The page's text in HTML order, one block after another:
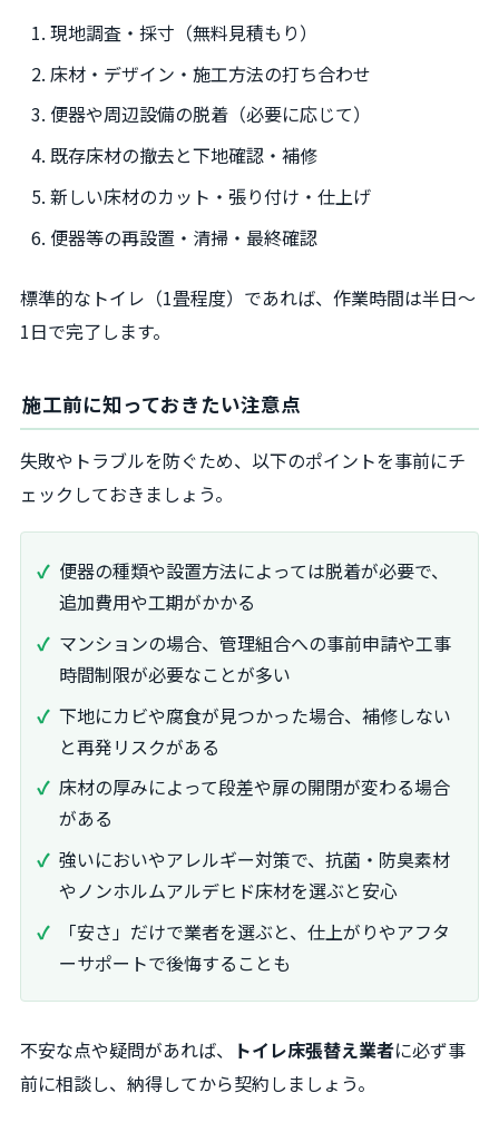
現地調査・採寸（無料見積もり）
床材・デザイン・施工方法の打ち合わせ
便器や周辺設備の脱着（必要に応じて）
既存床材の撤去と下地確認・補修
新しい床材のカット・張り付け・仕上げ
便器等の再設置・清掃・最終確認
標準的なトイレ（1畳程度）であれば、作業時間は半日〜
1日で完了します。
施工前に知っておきたい注意点
失敗やトラブルを防ぐため、以下のポイントを事前にチ
ェックしておきましょう。
便器の種類や設置方法によっては脱着が必要で、
追加費用や工期がかかる
マンションの場合、管理組合への事前申請や工事
時間制限が必要なことが多い
下地にカビや腐食が見つかった場合、補修しない
と再発リスクがある
床材の厚みによって段差や扉の開閉が変わる場合
がある
強いにおいやアレルギー対策で、抗菌・防臭素材
やノンホルムアルデヒド床材を選ぶと安心
「安さ」だけで業者を選ぶと、仕上がりやアフタ
ーサポートで後悔することも
不安な点や疑問があれば、 トイレ床張替え業者に必ず事
前に相談し、納得してから契約しましょう。